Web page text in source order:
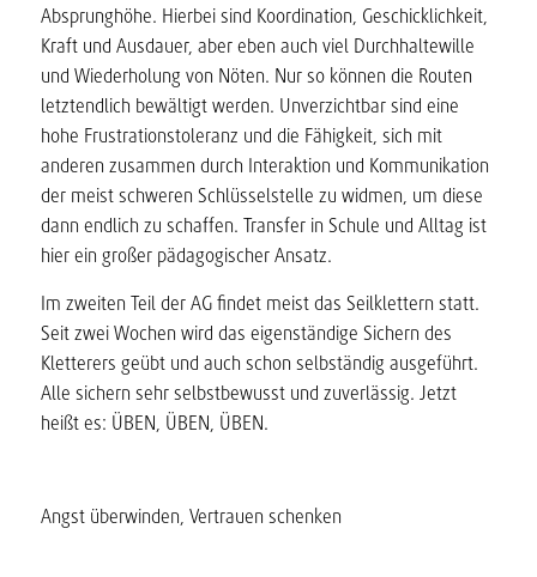
Absprunghöhe. Hierbei sind Koordination, Geschicklichkeit,
Kraft und Ausdauer, aber eben auch viel Durchhaltewille
und Wiederholung von Nöten. Nur so können die Routen
letztendlich bewältigt werden. Unverzichtbar sind eine
hohe Frustrationstoleranz und die Fähigkeit, sich mit
anderen zusammen durch Interaktion und Kommunikation
der meist schweren Schlüsselstelle zu widmen, um diese
dann endlich zu schaffen. Transfer in Schule und Alltag ist
hier ein großer pädagogischer Ansatz.
Im zweiten Teil der AG findet meist das Seilklettern statt.
Seit zwei Wochen wird das eigenständige Sichern des
Kletterers geübt und auch schon selbständig ausgeführt.
Alle sichern sehr selbstbewusst und zuverlässig. Jetzt
heißt es: ÜBEN, ÜBEN, ÜBEN.
Angst überwinden, Vertrauen schenken